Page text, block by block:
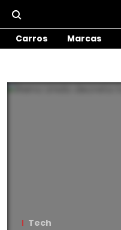
Carros Marcas
Tech